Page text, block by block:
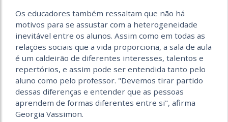
Os educadores também ressaltam que não há
motivos para se assustar com a heterogeneidade
inevitável entre os alunos. Assim como em todas as
relações sociais que a vida proporciona, a sala de aula
é um caldeirão de diferentes interesses, talentos e
repertórios, e assim pode ser entendida tanto pelo
aluno como pelo professor. "Devemos tirar partido
dessas diferenças e entender que as pessoas
aprendem de formas diferentes entre si", afirma
Georgia Vassimon.